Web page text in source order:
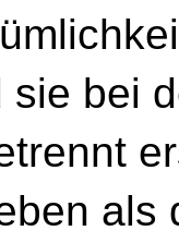
sie bei
als